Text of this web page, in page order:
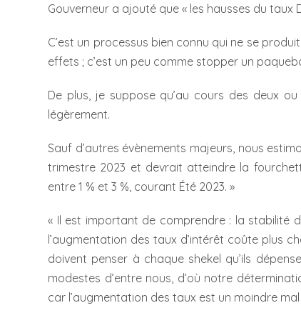
Gouverneur a ajouté que « les hausses du
C’est un processus bien connu qui ne se
effets ; c’est un peu comme stopper un
De plus, je suppose qu’au cours des deux
légèrement.
Sauf d’autres évènements majeurs, nous
trimestre 2023 et devrait atteindre la
entre 1 % et 3 %, courant Été 2023. »
« Il est important de comprendre : la stabilité
l’augmentation des taux d’intérêt coûte plus
doivent penser à chaque shekel qu’ils
modestes d’entre nous, d’où notre
car l’augmentation des taux est un moindre